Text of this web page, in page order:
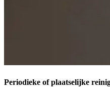
Periodieke of plaatselijke